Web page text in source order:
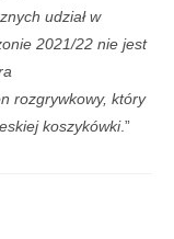
udział w
2021/22 nie jest
rozgrywkowy, który
koszykówki.”